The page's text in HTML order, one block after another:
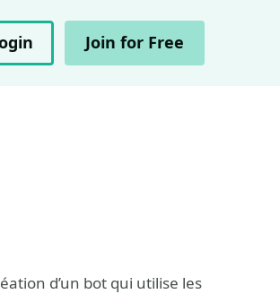
Join for Free
d’un bot qui utilise les